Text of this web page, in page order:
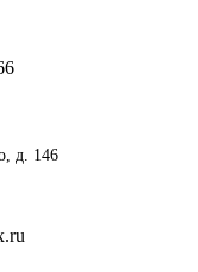
д. 146